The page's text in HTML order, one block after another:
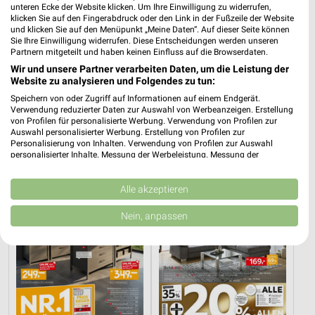
10,9 km
Gültig bis Fr. 14.08.
10,9 km
Gültig bis Fr. 14.08.
XXXLutz XXXLutz
unteren Ecke der Website klicken. Um Ihre Einwilligung zu widerrufen,
klicken Sie auf den Fingerabdruck oder den Link in der Fußzeile der Website
und klicken Sie auf den Menüpunkt „Meine Daten“. Auf dieser Seite können
Sie Ihre Einwilligung widerrufen. Diese Entscheidungen werden unseren
Partnern mitgeteilt und haben keinen Einfluss auf die Browserdaten.
Wir und unsere Partner verarbeiten Daten, um die Leistung der
Website zu analysieren und Folgendes zu tun:
Speichern von oder Zugriff auf Informationen auf einem Endgerät.
Verwendung reduzierter Daten zur Auswahl von Werbeanzeigen. Erstellung
von Profilen für personalisierte Werbung. Verwendung von Profilen zur
Auswahl personalisierter Werbung. Erstellung von Profilen zur
Personalisierung von Inhalten. Verwendung von Profilen zur Auswahl
personalisierter Inhalte. Messung der Werbeleistung. Messung der
Kombinationen von Daten aus verschiedenen Quellen. Entwicklung und
Verbesserung der Angebote. Verwendung reduzierter Daten zur Auswahl
von Inhalten.
Daten können außerhalb der Europäischen Union weitergegeben und in die
USA gesendet werden.
Website/App.
Partnerliste anzeigen (1 IAB-Anbieter)
Wir nutzen Ihre Daten für folgende Zwecke:
IAB-Verarbeitungszwecke:
Alle akzeptieren
Nein, anpassen